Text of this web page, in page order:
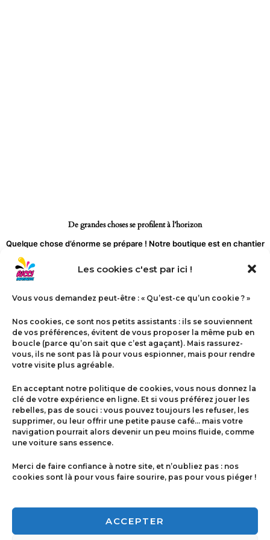
Les cookies c'est par ici !
Vous vous demandez peut-être : « Qu’est-ce qu’un cookie ? »
Nos cookies, ce sont nos petits assistants : ils se souviennent
de vos préférences, évitent de vous proposer la même pub en
boucle (parce qu’on sait que c’est agaçant). Mais rassurez-
vous, ils ne sont pas là pour vous espionner, mais pour rendre
votre visite plus agréable.
En acceptant notre politique de cookies, vous nous donnez la
clé de votre expérience en ligne. Et si vous préférez jouer les
rebelles, pas de souci : vous pouvez toujours les refuser, les
supprimer, ou leur offrir une petite pause café… mais votre
navigation pourrait alors devenir un peu moins fluide, comme
une voiture sans essence.
Merci de faire confiance à notre site, et n’oubliez pas : nos
cookies sont là pour vous faire sourire, pas pour vous piéger !
ACCEPTER
De grandes choses se profilent à l’horizon
Quelque chose d’énorme se prépare ! Notre boutique est en chantier
Contact
Politique de cookies